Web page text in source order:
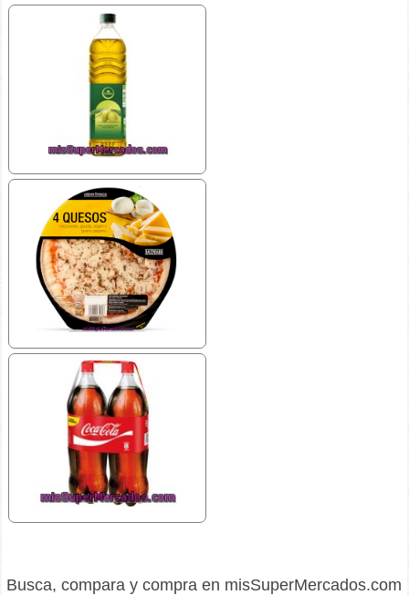
Busca, compara y compra en misSuperMercados.com